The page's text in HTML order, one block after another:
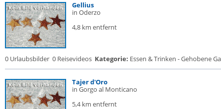
Gellius
in Oderzo
4,8 km entfernt
0 Urlaubsbilder 0 Reisevideos Kategorie: Essen & Trinken - Gehobene
Tajer d'Oro
in Gorgo al Monticano
5,4 km entfernt